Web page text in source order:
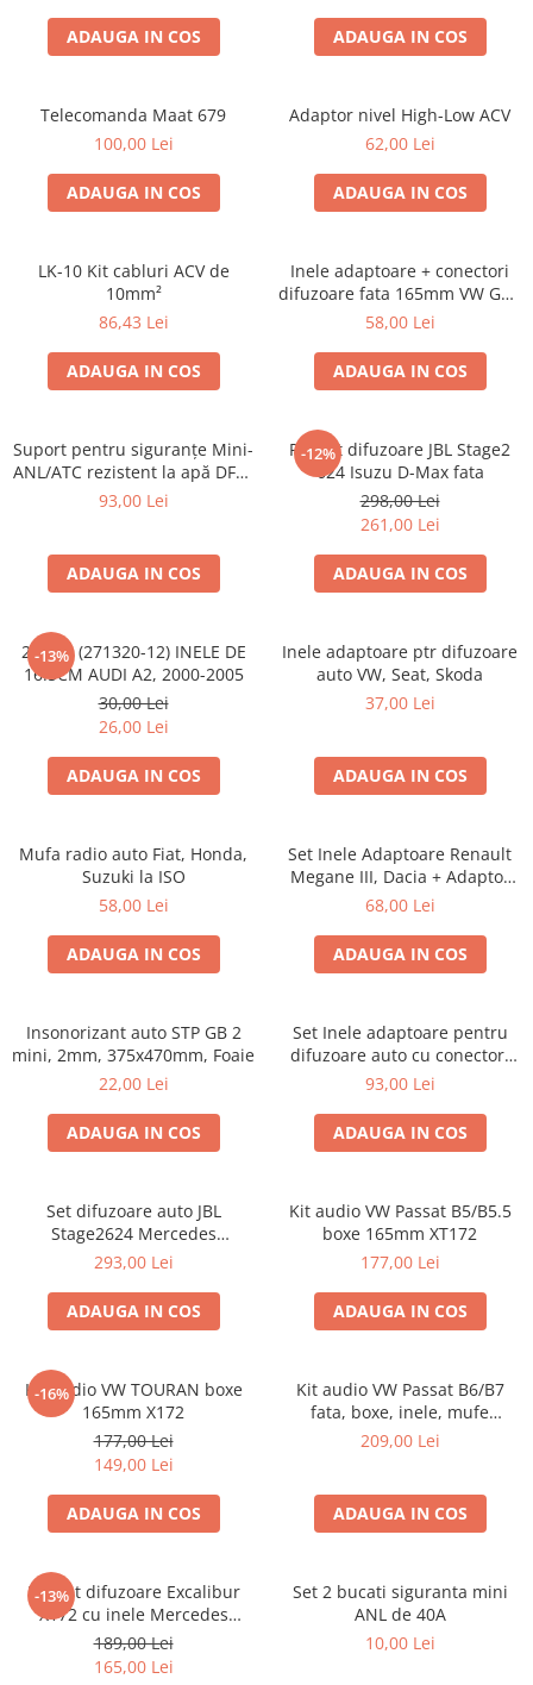
ADAUGA IN COS ADAUGA IN COS
Telecomanda Maat 679
100,00 Lei
ADAUGA IN COS
Adaptor nivel High-Low ACV
62,00 Lei
ADAUGA IN COS
LK-10 Kit cabluri ACV de
10mm²
86,43 Lei
ADAUGA IN COS
Inele adaptoare + conectori
difuzoare fata 165mm VW Golf
V, VI
58,00 Lei
ADAUGA IN COS
Suport pentru siguranțe Mini-
ANL/ATC rezistent la apă DFH-
WP-ANL
93,00 Lei
ADAUGA IN COS
-12%
Pachet difuzoare JBL Stage2
624 Isuzu D-Max fata
298,00 Lei
261,00 Lei
ADAUGA IN COS
-13%
20.450 (271320-12) INELE DE
16.5CM AUDI A2, 2000-2005
30,00 Lei
26,00 Lei
ADAUGA IN COS
Inele adaptoare ptr difuzoare
auto VW, Seat, Skoda
37,00 Lei
ADAUGA IN COS
Mufa radio auto Fiat, Honda,
Suzuki la ISO
58,00 Lei
ADAUGA IN COS
Set Inele Adaptoare Renault
Megane III, Dacia + Adaptor
conector difuzor
68,00 Lei
ADAUGA IN COS
Insonorizant auto STP GB 2
mini, 2mm, 375x470mm, Foaie
22,00 Lei
ADAUGA IN COS
Set Inele adaptoare pentru
difuzoare auto cu conectori
VW Passat B6 fata
93,00 Lei
ADAUGA IN COS
Set difuzoare auto JBL
Stage2624 Mercedes
Vito/Viano, VW Crafter
293,00 Lei
ADAUGA IN COS
Kit audio VW Passat B5/B5.5
boxe 165mm XT172
177,00 Lei
ADAUGA IN COS
-16%
Kit audio VW TOURAN boxe
165mm X172
177,00 Lei
149,00 Lei
ADAUGA IN COS
Kit audio VW Passat B6/B7
fata, boxe, inele, mufe
adaptoare Excalibur X172
209,00 Lei
ADAUGA IN COS
-13%
Pachet difuzoare Excalibur
X172 cu inele Mercedes
Vito/Viano W639, VW Crafter
189,00 Lei
165,00 Lei
Set 2 bucati siguranta mini
ANL de 40A
10,00 Lei